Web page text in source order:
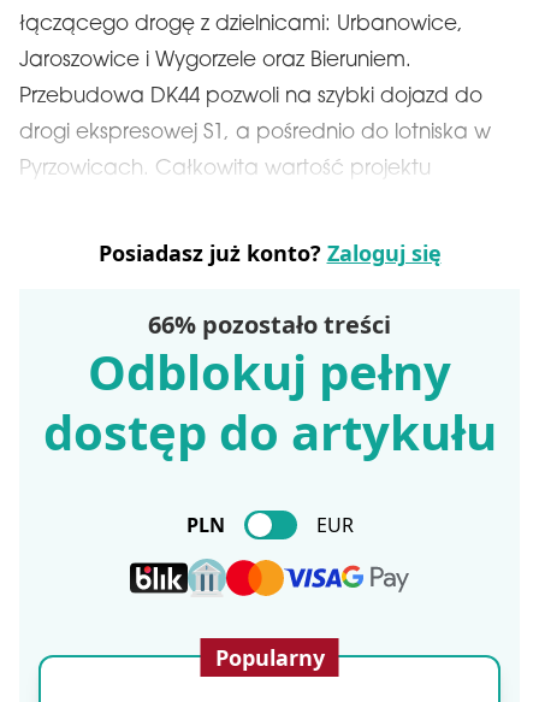
łączącego drogę z dzielnicami: Urbanowice,
Jaroszowice i Wygorzele oraz Bieruniem.
Przebudowa DK44 pozwoli na szybki dojazd do
drogi ekspresowej S1, a pośrednio do lotniska w
Pyrzowicach. Całkowita wartość projektu
Posiadasz już konto? Zaloguj się
66% pozostało treści
Odblokuj pełny
dostęp do artykułu
PLN EUR
Popularny